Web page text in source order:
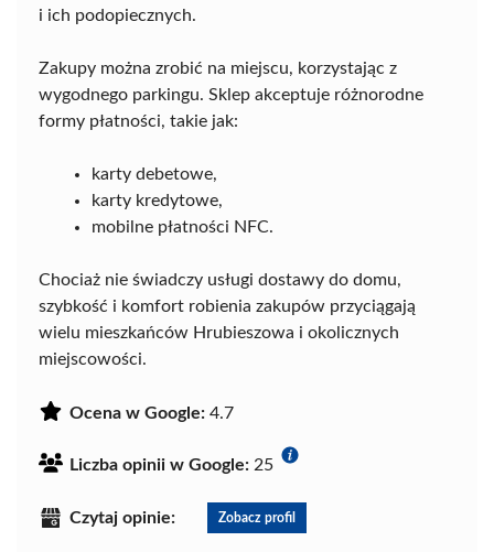
i ich podopiecznych.
Zakupy można zrobić na miejscu, korzystając z
wygodnego parkingu. Sklep akceptuje różnorodne
formy płatności, takie jak:
karty debetowe,
karty kredytowe,
mobilne płatności NFC.
Chociaż nie świadczy usługi dostawy do domu,
szybkość i komfort robienia zakupów przyciągają
wielu mieszkańców Hrubieszowa i okolicznych
miejscowości.
Ocena w Google: 4.7
Liczba opinii w Google: 25
Czytaj opinie: Zobacz profil